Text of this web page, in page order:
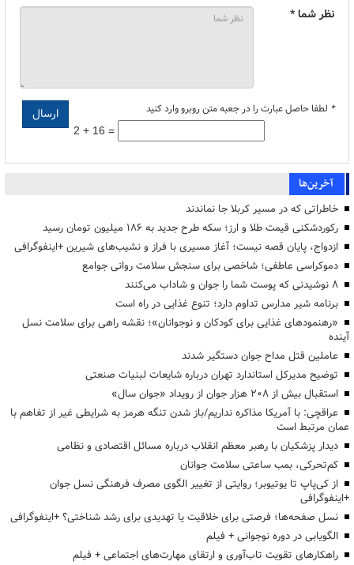
نظر شما *
* لطفا حاصل عبارت را در جعبه متن روبرو وارد کنید
2 + 16 =
آخرین‌ها
خاطراتی که در مسیر کربلا جا نماندند
رکوردشکنی قیمت طلا و ارز؛ سکه طرح جدید به ۱۸۶ میلیون تومان رسید
ازدواج، پایان قصه نیست؛ آغاز مسیری با فراز و نشیب‌های شیرین +اینفوگرافی
دموکراسی عاطفی؛ شاخصی برای سنجش سلامت روانی جوامع
۸ نوشیدنی که پوست شما را جوان و شاداب می‌کنند
برنامه شیر مدارس تداوم دارد؛ تنوع غذایی در راه است
«رهنمودهای غذایی برای کودکان و نوجوانان»؛ نقشه راهی برای سلامت نسل
آینده
عاملین قتل مداح جوان دستگیر شدند
توضیح مدیرکل استاندارد تهران درباره شایعات لبنیات صنعتی
استقبال بیش از ۲۰۸ هزار جوان از رویداد «جوان سال»
عراقچی: با آمریکا مذاکره نداریم/باز شدن تنگه هرمز به شرایطی غیر از تفاهم با
عمان مرتبط است
دیدار پزشکیان با رهبر معظم انقلاب درباره مسائل اقتصادی و نظامی
کم‌تحرکی، بمب ساعتی سلامت جوانان
از کی‌پاپ تا یوتیوبر؛ روایتی از تغییر الگوی مصرف فرهنگی نسل جوان
+اینفوگرافی
نسل صفحه‌ها؛ فرصتی برای خلاقیت یا تهدیدی برای رشد شناختی؟ +اینفوگرافی
الگویابی در دوره نوجوانی + فیلم
راهکارهای تقویت تاب‌آوری و ارتقای مهارت‌های اجتماعی + فیلم